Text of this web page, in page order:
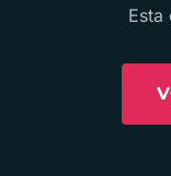
Esta